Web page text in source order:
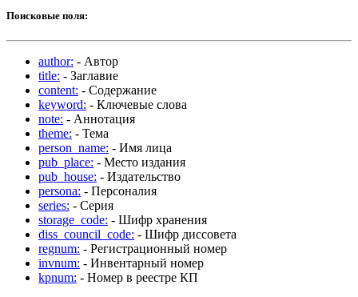
Поисковые поля:
author: - Автор
title: - Заглавие
content: - Содержание
keyword: - Ключевые слова
note: - Аннотация
theme: - Тема
person_name: - Имя лица
pub_place: - Место издания
pub_house: - Издательство
persona: - Персоналия
series: - Серия
storage_code: - Шифр хранения
diss_council_code: - Шифр диссовета
regnum: - Регистрационный номер
invnum: - Инвентарный номер
kpnum: - Номер в реестре КП